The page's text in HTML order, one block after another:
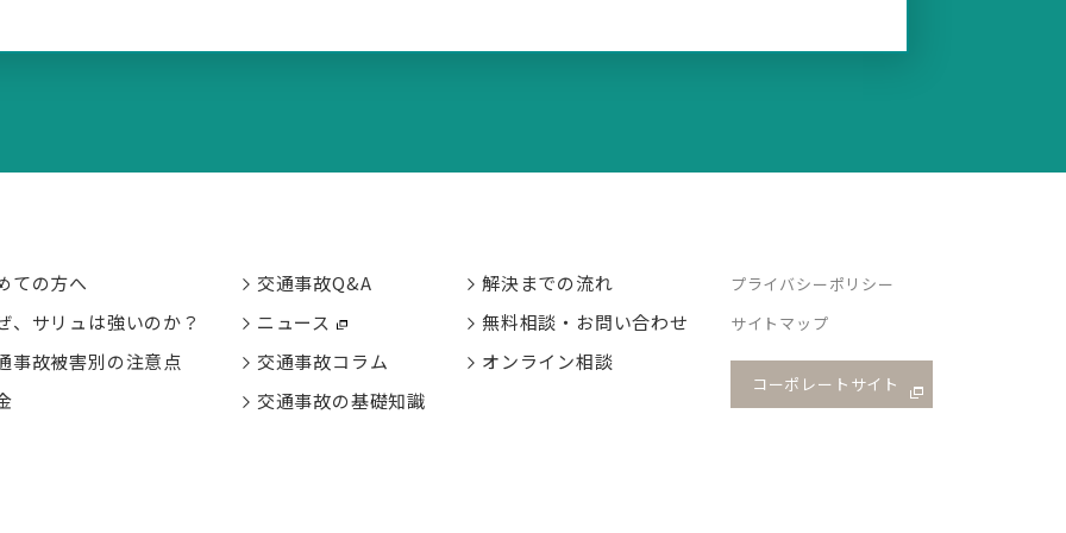
ての方へ
、サリュは強いのか？
事故被害別の注意点
交通事故Q&A
ニュース
交通事故コラム
交通事故の基礎知識
解決までの流れ
無料相談・お問い合わせ
オンライン相談
プライバシーポリシー
サイトマップ
コーポレートサイト